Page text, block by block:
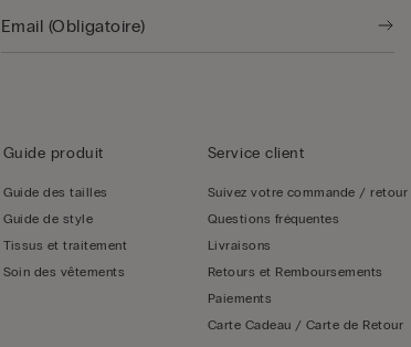
Guide produit
Guide des tailles
Guide de style
Tissus et traitement
Soin des vêtements
Service client
Suivez votre commande / retour
Questions fréquentes
Livraisons
Retours et Remboursements
Paiements
Carte Cadeau / Carte de Retour